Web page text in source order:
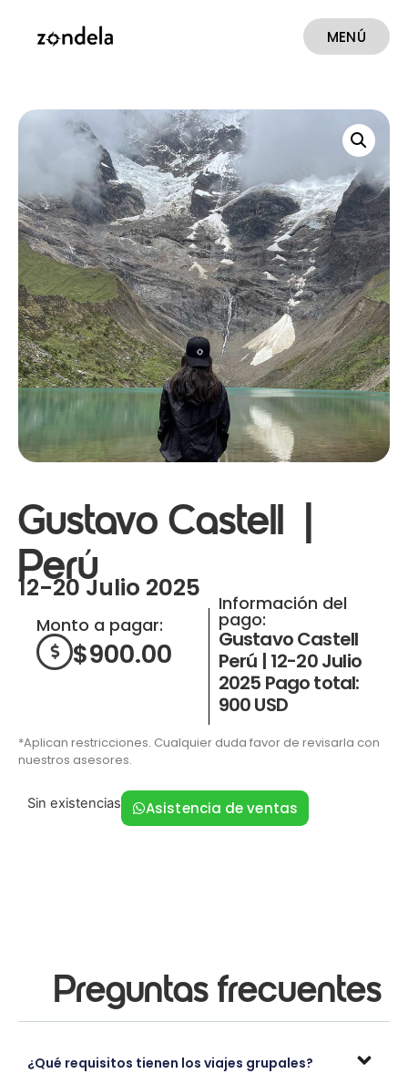
MENÚ
Gustavo Castell |
Perú
12-20 Julio 2025
Monto a pagar:
$900.00
Información del
pago:
Gustavo Castell
Perú | 12-20 Julio
2025 Pago total:
900 USD
*Aplican restricciones. Cualquier duda favor de revisarla con
nuestros asesores.
Sin existencias Asistencia de ventas
Preguntas frecuentes
¿Qué requisitos tienen los viajes grupales?